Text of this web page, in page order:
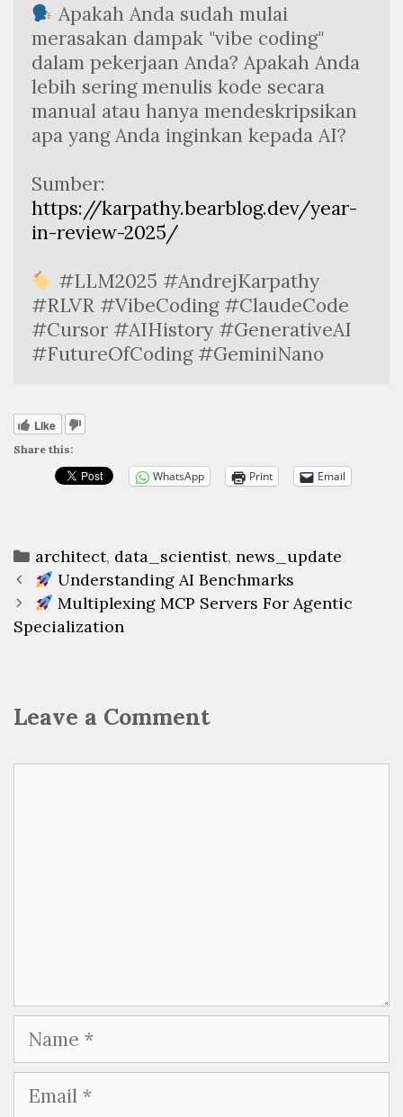
Apakah Anda sudah mulai
merasakan dampak "vibe coding"
dalam pekerjaan Anda? Apakah Anda
lebih sering menulis kode secara
manual atau hanya mendeskripsikan
apa yang Anda inginkan kepada AI?
Sumber:
https://karpathy.bearblog.dev/year-
in-review-2025/
#LLM2025 #AndrejKarpathy
#RLVR #VibeCoding #ClaudeCode
#Cursor #AIHistory #GenerativeAI
#FutureOfCoding #GeminiNano
Like
Share this:
WhatsApp Print Email
Categories
architect, data_scientist, news_update
Post
navigation
Understanding AI Benchmarks
Multiplexing MCP Servers For Agentic
Specialization
Leave a Comment
Name
Email